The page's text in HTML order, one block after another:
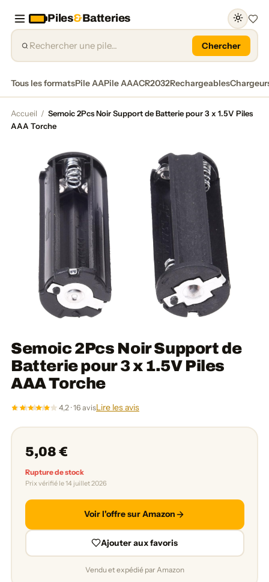
Piles&Batteries
Chercher
Tous les formatsPile AAPile AAACR2032Rechargeables
Accueil / Semoic 2Pcs Noir Support de Batterie pour 3 x 1.5V Piles
AAA Torche
Semoic 2Pcs Noir Support de
Batterie pour 3 x 1.5V Piles
AAA Torche
4,2 · 16 avisLire les avis
5,08 €
Rupture de stock
Prix vérifié le 14 juillet 2026
Voir l'offre sur Amazon
Ajouter aux favoris
Vendu et expédié par Amazon